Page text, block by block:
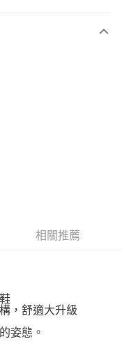
轉至「AFTEE先享後付」
成結帳。
連結，可透過四大超商／
相關推薦
，舒適大升級
姿態。